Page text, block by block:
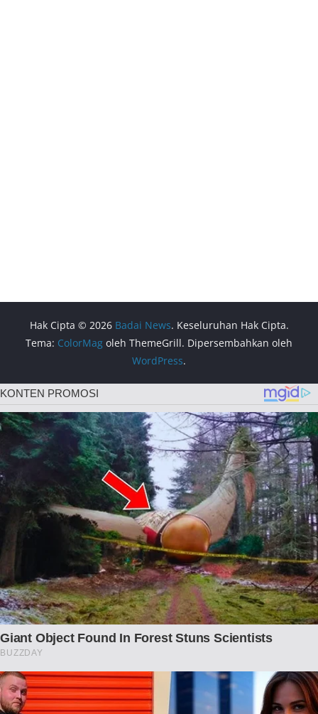
Hak Cipta © 2026 Badai News. Keseluruhan Hak Cipta.
Tema: ColorMag oleh ThemeGrill. Dipersembahkan oleh
WordPress.